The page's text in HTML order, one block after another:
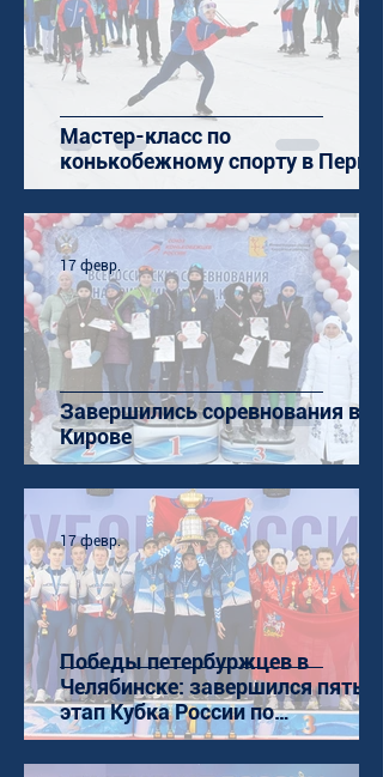
Мастер-класс по
конькобежному спорту в Перми
Завершились соревнования в
Кирове
17 февр.
Победы петербуржцев в
Челябинске: завершился пятый
этап Кубка России по
конькобежному спорту (ШТ)
17 февр.